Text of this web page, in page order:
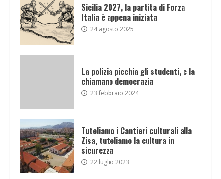
Sicilia 2027, la partita di Forza
Italia è appena iniziata
24 agosto 2025
La polizia picchia gli studenti, e la
chiamano democrazia
23 febbraio 2024
Tuteliamo i Cantieri culturali alla
Zisa, tuteliamo la cultura in
sicurezza
22 luglio 2023